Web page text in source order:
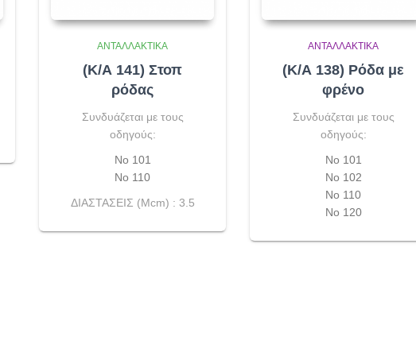
ΑΝΤΑΛΛΑΚΤΙΚΆ
(Κ/Α 141) Στοπ
ρόδας
Συνδυάζεται με τους
οδηγούς:
Νο 101
Νο 110
ΔΙΑΣΤΑΣΕΙΣ (Μcm) : 3.5
ΑΝΤΑΛΛΑΚΤΙΚΆ
(Κ/Α 138) Ρόδα με
φρένο
Συνδυάζεται με τους
οδηγούς:
Νο 101
Νο 102
Νο 110
Νο 120